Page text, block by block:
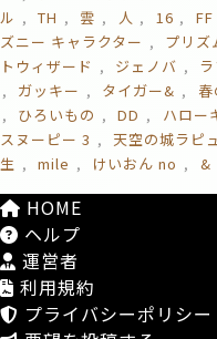
ル
TH 雲 人 16 FF
ズニー キャラクター
プリズ
トウィザード
ジェノバ
ガッキー
タイガー& 春
ひろいもの
DD ハロー
スヌーピー 3
天空の城ラピ
生
mile けいおん no &
HOME
ヘルプ
運営者
利用規約
プライバシーポリシー